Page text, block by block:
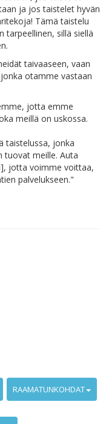
ja jos taistelet hyvän
Tämä taistelu
tarpeellinen, sillä siellä
taivaaseen, vaan
otamme vastaan
jotta emme
meillä on uskossa.
taistelussa, jonka
tuovat meille. Auta
jotta voimme voittaa,
palvelukseen."
RAAMATUNKOHDAT